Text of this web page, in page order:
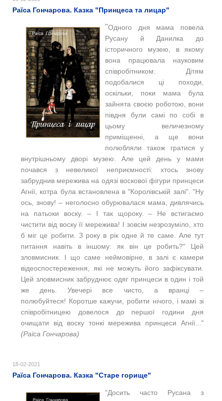
Раїса Гончарова. Казка "Принцеса та лицар"
"Одного дня мама повела
Русану й Данилка до
історичного музею, в якому
вона працювала науковим
співробітником. Дітям
подобалися ці походи,
оскільки, поки мама була
зайнята своєю роботою, вони
півдня були самі по собі в
цьому величезному
приміщенні, а ще вони
полюбляли також гратися у
внутрішньому дворі музею. Але цей день у мами
почався з невеликої неприємності: хтось знову
забруднив мережива на одязі воскової фігури принцеси
Агнії, котра була встановлена в "Королівській залі". "Ну
ось, знову! ‒ неголосно обурювалася мама, дивлячись
на патьоки воску. ‒ І так щороку. ‒ Не встигаємо
чистити від воску її мережива! І зовсім незрозуміло, хто
б міг це робити. З року в рік одне й те саме. Але тут
питання навіть в іншому: як він це робить?" Цей
зловмисник. І що саме неймовірне, в залі є камери
відеоспостереження, які не можуть його зафіксувати.
Цей зловмисник забруднює одяг принцеси в один і той
же день. Увечері все чисто, а вранці ‒
полюбуйтеся! Коротше кажучи, робити нічого, і мамі зі
співробітницею довелося до першої години дня
очищати від воску тонкі мережива принцеси Агнії..."
(Раїса Гончарова)
18-02-2021
Раїса Гончарова. Казка "Старе горище"
"Досить часто Русана з